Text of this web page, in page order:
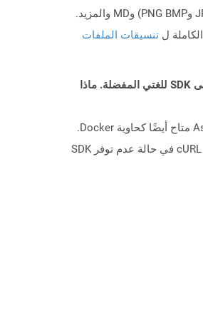
وimage(TIFF وJPEG وPNG BMP) وMD والمزيد.
ل تنسيقات الملفات
لا أستطيع العثور على SDK للغتي المفضلة. ماذا
Aspose.Total Cloud متاح أيضًا كحاوية Docker.
حاول استخدامه مع cURL في حالة عدم توفر SDK